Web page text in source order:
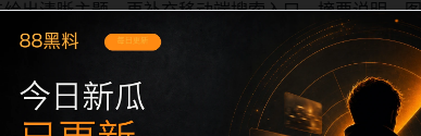
出清晰主题，再补充移动端搜索入口、摘要说明、
新时优先保证标题、description、canonical、主题